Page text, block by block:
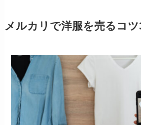
メルカリで洋服を売るコツ